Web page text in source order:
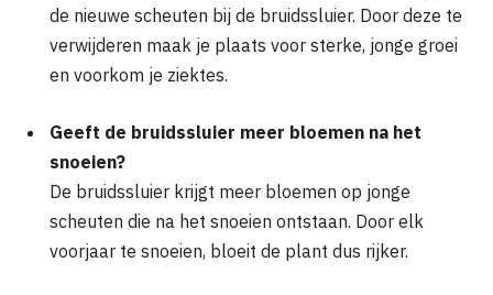
de nieuwe scheuten bij de bruidssluier. Door deze te
verwijderen maak je plaats voor sterke, jonge groei
en voorkom je ziektes.
Geeft de bruidssluier meer bloemen na het
snoeien?
De bruidssluier krijgt meer bloemen op jonge
scheuten die na het snoeien ontstaan. Door elk
voorjaar te snoeien, bloeit de plant dus rijker.